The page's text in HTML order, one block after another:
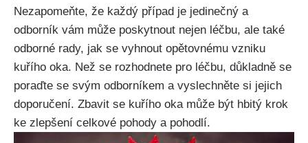
Nezapomeňte, ⁣že každý‍ případ je jedinečný a
odborník vám může poskytnout nejen⁢ léčbu, ale​ také
odborné rady, ​jak se vyhnout opětovnému⁢ vzniku
kuřího oka. ​Než se rozhodnete pro léčbu, důkladně se
poraďte se svým odborníkem a⁣ vyslechněte si jejich
doporučení. ⁣Zbavit se ​kuřího oka může být hbitý krok‍
ke‍ zlepšení celkové pohody ​a pohodlí.